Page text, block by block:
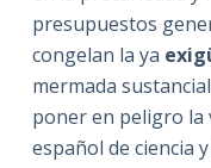
presupuestos
congelan la ya
mermada
poner en peligro la
español de ciencia